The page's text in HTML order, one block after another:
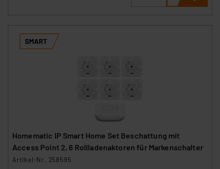
Homematic IP Smart Home Set Beschattung mit
Access Point 2, 6 Rollladenaktoren für Markenschalter
Artikel-Nr. 258595